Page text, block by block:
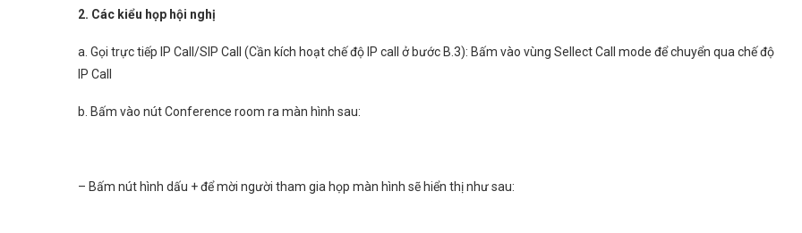
2. Các kiểu họp hội nghị
a. Gọi trực tiếp IP Call/SIP Call (Cần kích hoạt chế độ IP call ở bước B.3): Bấm vào vùng Sellect Call mode để chuyển qua chế độ
IP Call
b. Bấm vào nút Conference room ra màn hình sau:
– Bấm nút hình dấu + để mời người tham gia họp màn hình sẽ hiển thị như sau: